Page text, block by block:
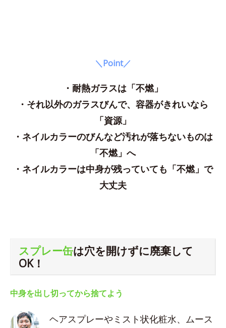
＼Point／
・耐熱ガラスは「不燃」
・それ以外のガラスびんで、容器がきれいなら
「資源」
・ネイルカラーのびんなど汚れが落ちないものは
「不燃」へ
・ネイルカラーは中身が残っていても「不燃」で
大丈夫
スプレー缶は穴を開けずに廃棄して
OK！
中身を出し切ってから捨てよう
ヘアスプレーやミスト状化粧水、ムース